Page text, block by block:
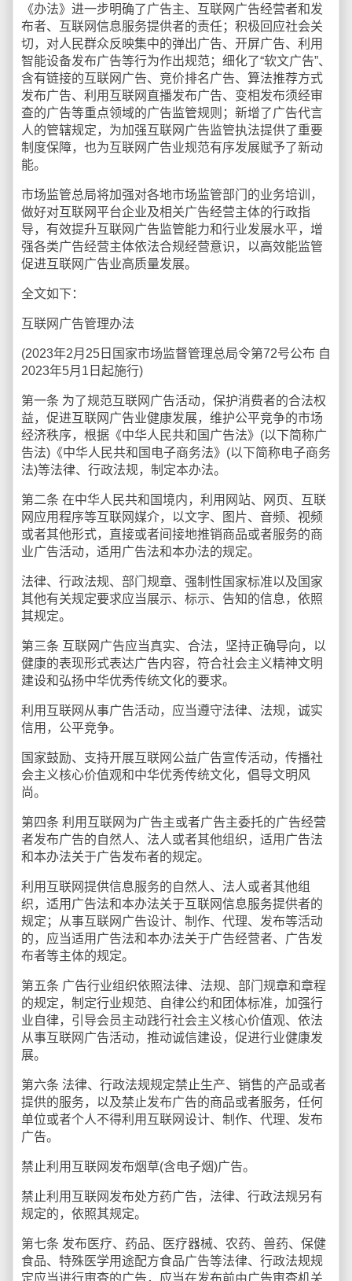
《办法》进一步明确了广告主、互联网广告经营者和发
布者、互联网信息服务提供者的责任；积极回应社会关
切，对人民群众反映集中的弹出广告、开屏广告、利用
智能设备发布广告等行为作出规范；细化了“软文广告”、
含有链接的互联网广告、竞价排名广告、算法推荐方式
发布广告、利用互联网直播发布广告、变相发布须经审
查的广告等重点领域的广告监管规则；新增了广告代言
人的管辖规定，为加强互联网广告监管执法提供了重要
制度保障，也为互联网广告业规范有序发展赋予了新动
能。
市场监管总局将加强对各地市场监管部门的业务培训，
做好对互联网平台企业及相关广告经营主体的行政指
导，有效提升互联网广告监管能力和行业发展水平，增
强各类广告经营主体依法合规经营意识，以高效能监管
促进互联网广告业高质量发展。
全文如下：
互联网广告管理办法
(2023年2月25日国家市场监督管理总局令第72号公布 自
2023年5月1日起施行)
第一条 为了规范互联网广告活动，保护消费者的合法权
益，促进互联网广告业健康发展，维护公平竞争的市场
经济秩序，根据《中华人民共和国广告法》(以下简称广
告法)《中华人民共和国电子商务法》(以下简称电子商务
法)等法律、行政法规，制定本办法。
第二条 在中华人民共和国境内，利用网站、网页、互联
网应用程序等互联网媒介，以文字、图片、音频、视频
或者其他形式，直接或者间接地推销商品或者服务的商
业广告活动，适用广告法和本办法的规定。
法律、行政法规、部门规章、强制性国家标准以及国家
其他有关规定要求应当展示、标示、告知的信息，依照
其规定。
第三条 互联网广告应当真实、合法，坚持正确导向，以
健康的表现形式表达广告内容，符合社会主义精神文明
建设和弘扬中华优秀传统文化的要求。
利用互联网从事广告活动，应当遵守法律、法规，诚实
信用，公平竞争。
国家鼓励、支持开展互联网公益广告宣传活动，传播社
会主义核心价值观和中华优秀传统文化，倡导文明风
尚。
第四条 利用互联网为广告主或者广告主委托的广告经营
者发布广告的自然人、法人或者其他组织，适用广告法
和本办法关于广告发布者的规定。
利用互联网提供信息服务的自然人、法人或者其他组
织，适用广告法和本办法关于互联网信息服务提供者的
规定；从事互联网广告设计、制作、代理、发布等活动
的，应当适用广告法和本办法关于广告经营者、广告发
布者等主体的规定。
第五条 广告行业组织依照法律、法规、部门规章和章程
的规定，制定行业规范、自律公约和团体标准，加强行
业自律，引导会员主动践行社会主义核心价值观、依法
从事互联网广告活动，推动诚信建设，促进行业健康发
展。
第六条 法律、行政法规规定禁止生产、销售的产品或者
提供的服务，以及禁止发布广告的商品或者服务，任何
单位或者个人不得利用互联网设计、制作、代理、发布
广告。
禁止利用互联网发布烟草(含电子烟)广告。
禁止利用互联网发布处方药广告，法律、行政法规另有
规定的，依照其规定。
第七条 发布医疗、药品、医疗器械、农药、兽药、保健
食品、特殊医学用途配方食品广告等法律、行政法规规
定应当进行审查的广告，应当在发布前由广告审查机关